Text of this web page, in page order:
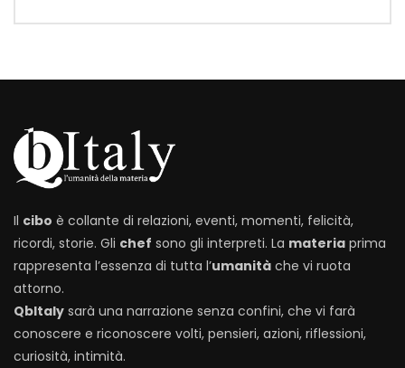
Il cibo è collante di relazioni, eventi, momenti, felicità,
ricordi, storie. Gli chef sono gli interpreti. La materia prima
rappresenta l’essenza di tutta l’umanità che vi ruota
attorno.
QbItaly sarà una narrazione senza confini, che vi farà
conoscere e riconoscere volti, pensieri, azioni, riflessioni,
curiosità, intimità.